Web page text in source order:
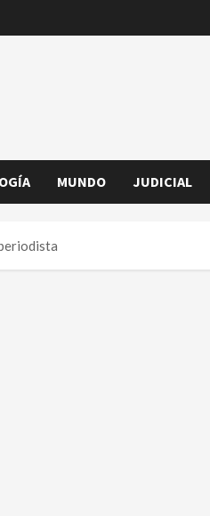
MUNDO JUDICIAL